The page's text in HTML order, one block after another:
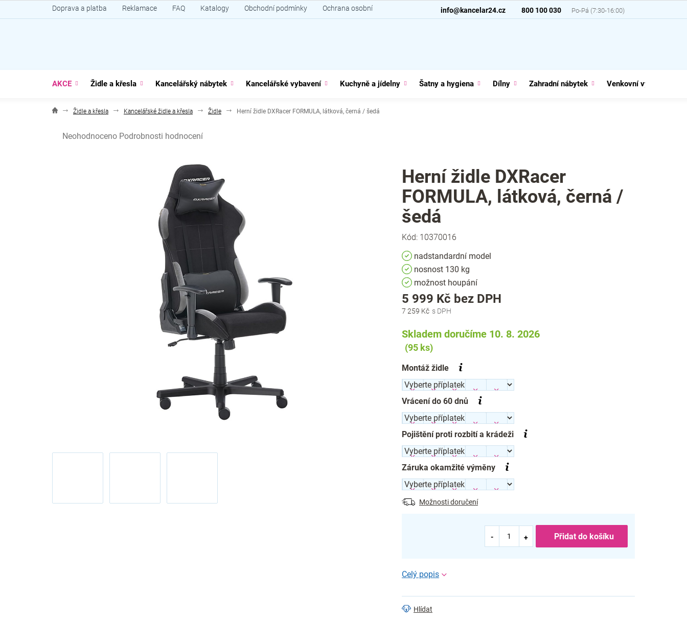
na
800 100 030
info@kancelar24.cz
Doprava a platba Reklamace FAQ Katalogy Obchodní podmínky Ochrana osobních údajů
AKCE Židle a křesla Kancelářský nábytek Kancelářské vybavení Kuchyně a jídelny Šatny a hygiena Dílny Zahradní nábytek Venkovní vybavení
Židle a křesla Kancelářské židle a křesla Židle Herní židle DXRacer FORMULA, látková, černá / šedá
hodnocení
Neohodnoceno Podrobnosti hodnocení
Herní židle DXRacer
FORMULA, látková, černá /
šedá
Kód: 10370016
nadstandardní model
nosnost 130 kg
možnost houpání
7 259 Kč
5 999 Kč bez DPH
Skladem doručíme 10. 8. 2026
(95 ks)
Montáž židle
Vrácení do 60 dnů
Pojištění proti rozbití a krádeži
Záruka okamžité výměny
Možnosti doručení
Přidat do košíku
Hlídat